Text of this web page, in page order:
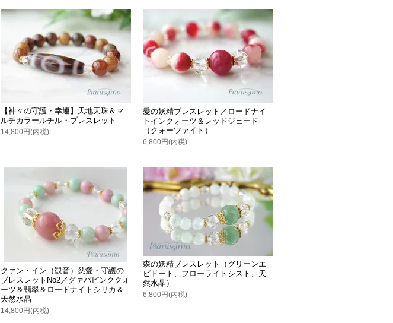
【神々の守護・幸運】天地天珠＆マ
ルチカラールチル・ブレスレット
14,800円(内税)
愛の妖精ブレスレット／ロードナイ
トインクォーツ＆レッドジェード
（クォーツァイト）
6,800円(内税)
クァン・イン（観音）慈愛・守護の
ブレスレットNo2／グァバピンククォ
ーツ＆翡翠＆ロードナイトシリカ＆
天然水晶
14,800円(内税)
森の妖精ブレスレット（グリーンエ
ピドート、フローライトシスト、天
然水晶）
6,800円(内税)